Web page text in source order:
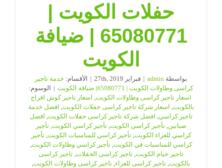
حفلات الكويت |
65080771 | ضيافة
الكويت
بواسطة admin
| فبراير 27th, 2019 | الأقسام: خدمة تاجير
كراسى وطاولات الكويت | 65080771| ضيافة الكويت
|
الوسوم:
اسعار تاجير كراسى وطاولات الكويت, اسعار تاجير كوش افراح
بالكويت, اسعار شركة تاجير كراسى حفلات الكويت, افضل خدمة
تاجير كراسي, افضل شركة تاجير كراسى حفلات الكويت, افضل
صبابين, تأجير كراسى الكويت, تأجير كراسي الكويت, تأجير
كراسي للعزاء الكويت,تأجير كراسي للمناسبات الكويت,تأجير
كراسي للمناسبات في الكويت,تأجير كراسي وطاولات الكويت,
تاجير خيام الكويت, تاجير كراسى الحفلات, تاجير كراسى
بالكويت, تاجير كراسى للعزاء, تاجير كراسى وطاولات الكويت,